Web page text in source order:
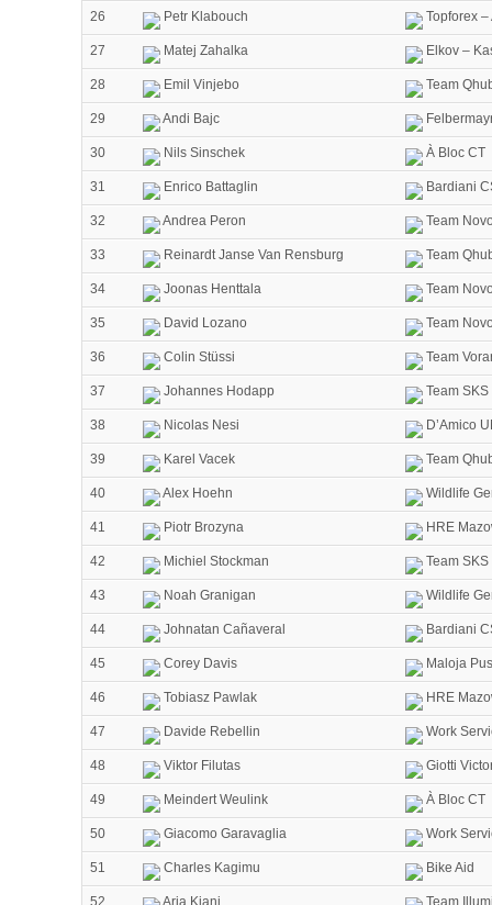
26 Petr Klabouch Topforex –
27 Matej Zahalka Elkov –
28 Emil Vinjebo Team
29 Andi Bajc
30 Nils Sinschek À Bloc CT
31 Enrico Battaglin Bardiani
32 Andrea Peron Team
33 Reinardt Janse Van Rensburg Team
34 Joonas Henttala Team
35 David Lozano Team
36 Colin Stüssi Team
37 Johannes Hodapp Team
38 Nicolas Nesi D’Amico
39 Karel Vacek Team
40 Alex Hoehn Wildlife
41 Piotr Brozyna HRE
42 Michiel Stockman Team
43 Noah Granigan Wildlife
44 Johnatan Cañaveral Bardiani
45 Corey Davis Maloja
46 Tobiasz Pawlak HRE
47 Davide Rebellin Work
48 Viktor Filutas Giotti
49 Meindert Weulink À Bloc CT
50 Giacomo Garavaglia Work
51 Charles Kagimu Bike Aid
52 Aria Kiani Team